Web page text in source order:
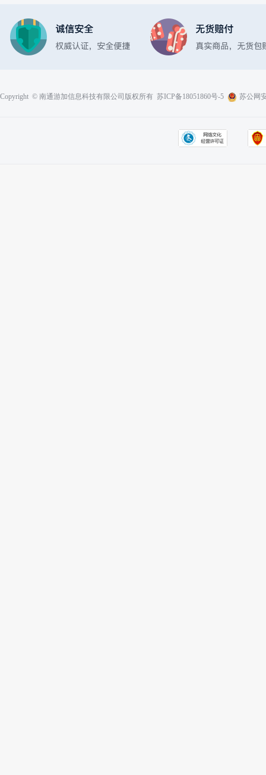
Copyright © 南通游加信息科技有限公司版权所有 苏ICP备18051860号-5 苏公网